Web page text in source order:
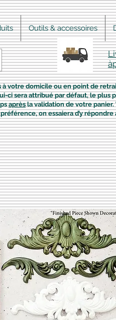
Outils & accessoires
à votre domicile ou en point de
ci sera attribué par défaut, le plus
aprèsla validation de votre panier.
on essaiera d’y répondre